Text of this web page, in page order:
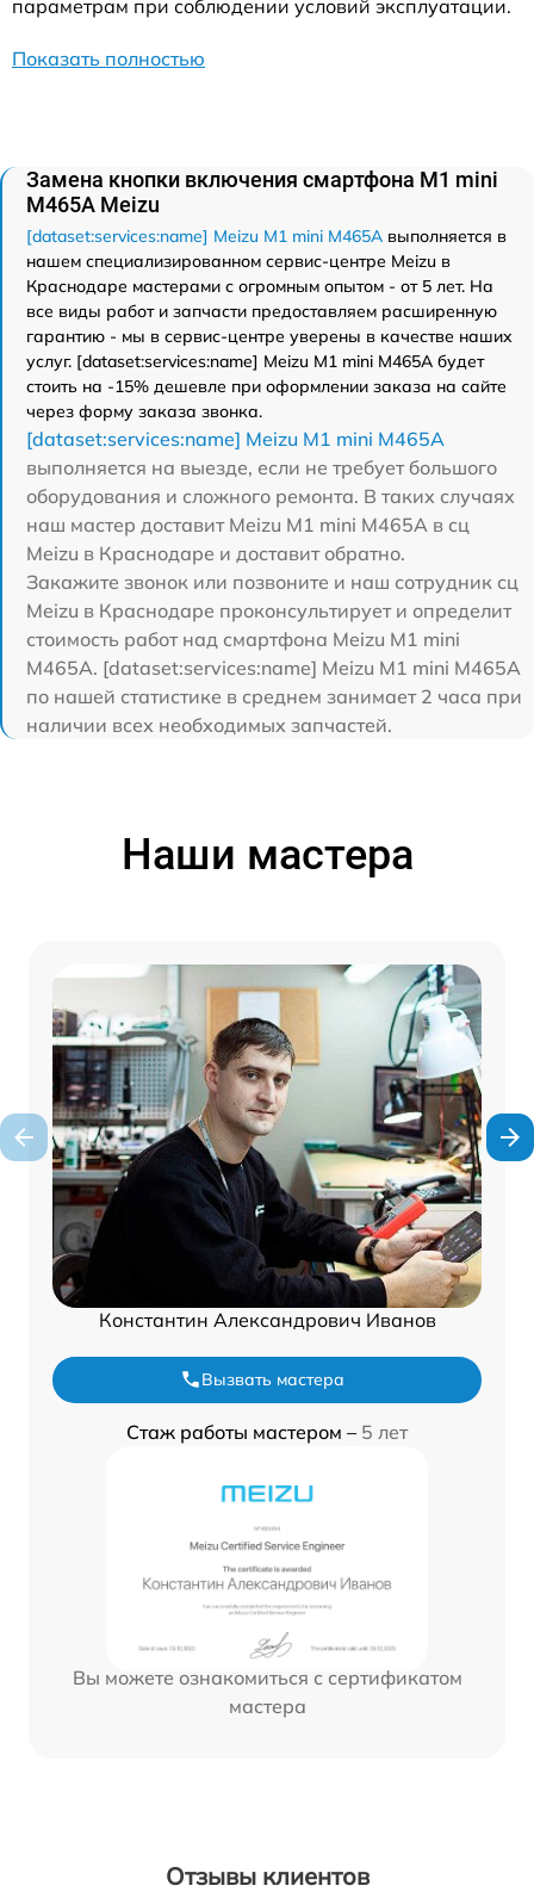
параметрам при соблюдении условий эксплуатации.
Показать полностью
Замена кнопки включения смартфона M1 mini
M465A Meizu
[dataset:services:name] Meizu M1 mini M465A выполняется в
нашем специализированном сервис-центре Meizu в
Краснодаре мастерами с огромным опытом - от 5 лет. На
все виды работ и запчасти предоставляем расширенную
гарантию - мы в сервис-центре уверены в качестве наших
услуг. [dataset:services:name] Meizu M1 mini M465A будет
стоить на -15% дешевле при оформлении заказа на сайте
через форму заказа звонка.
[dataset:services:name] Meizu M1 mini M465A
выполняется на выезде, если не требует большого
оборудования и сложного ремонта. В таких случаях
наш мастер доставит Meizu M1 mini M465A в сц
Meizu в Краснодаре и доставит обратно.
Закажите звонок или позвоните и наш сотрудник сц
Meizu в Краснодаре проконсультирует и определит
стоимость работ над смартфона Meizu M1 mini
M465A. [dataset:services:name] Meizu M1 mini M465A
по нашей статистике в среднем занимает 2 часа при
наличии всех необходимых запчастей.
Наши мастера
Константин Александрович Иванов
Вызвать мастера
Стаж работы мастером – 5 лет
Вы можете ознакомиться с сертификатом
мастера
Отзывы клиентов